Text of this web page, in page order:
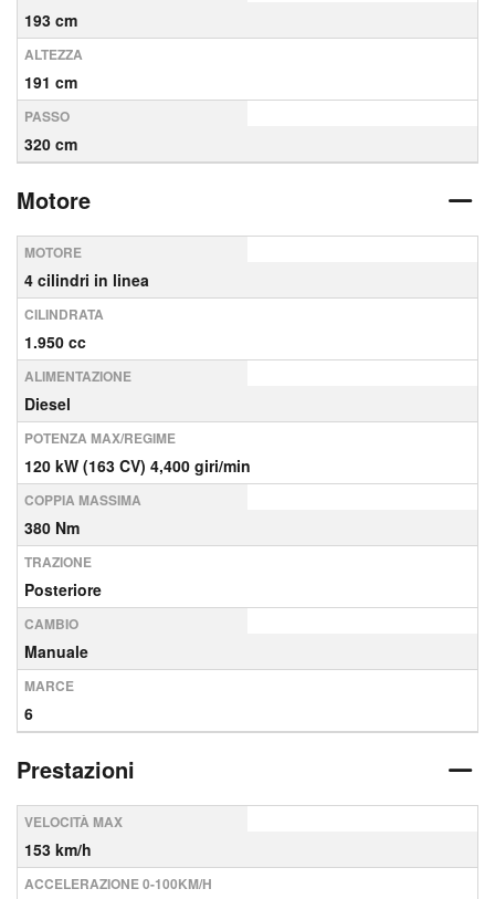
193 cm
ALTEZZA
191 cm
PASSO
320 cm
Motore
MOTORE
4 cilindri in linea
CILINDRATA
1.950 cc
ALIMENTAZIONE
Diesel
POTENZA MAX/REGIME
120 kW (163 CV) 4,400 giri/min
COPPIA MASSIMA
380 Nm
TRAZIONE
Posteriore
CAMBIO
Manuale
MARCE
6
Prestazioni
VELOCITÀ MAX
153 km/h
ACCELERAZIONE 0-100KM/H